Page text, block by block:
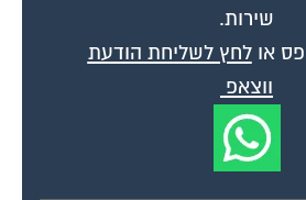
שירות.
אולחץ לשליחת הודעת
ווצאפ